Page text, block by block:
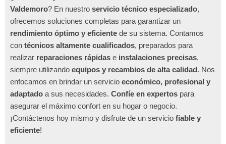
Valdemoro? En nuestro servicio técnico especializado,
ofrecemos soluciones completas para garantizar un
rendimiento óptimo y eficiente de su sistema. Contamos
con técnicos altamente cualificados, preparados para
realizar reparaciones rápidas e instalaciones precisas,
siempre utilizando equipos y recambios de alta calidad. Nos
enfocamos en brindar un servicio económico, profesional y
adaptado a sus necesidades. Confíe en expertos para
asegurar el máximo confort en su hogar o negocio.
¡Contáctenos hoy mismo y disfrute de un servicio fiable y
eficiente!